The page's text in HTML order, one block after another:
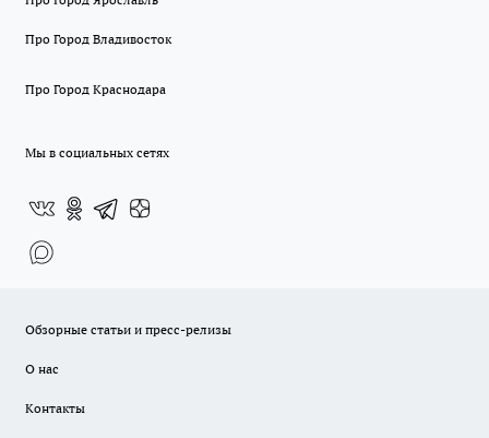
Про Город Владивосток
Про Город Краснодара
Мы в социальных сетях
Обзорные статьи и пресс-релизы
О нас
Контакты